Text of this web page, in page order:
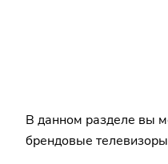
В данном разделе вы
брендовые